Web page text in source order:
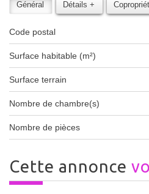
Général Détails +
Code postal
Surface habitable (m²)
surface terrain
Nombre de chambre(s)
Nombre de pièces
cette annonce